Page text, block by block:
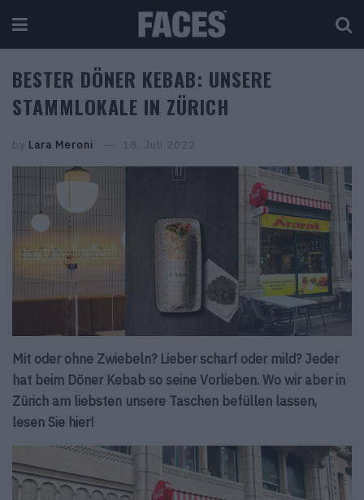
BESTER DÖNER KEBAB: UNSERE
STAMMLOKALE IN ZÜRICH
by Lara Meroni 18. Juli 2022
Mit oder ohne Zwiebeln? Lieber scharf oder mild? Jeder
hat beim Döner Kebab so seine Vorlieben. Wo wir aber in
Zürich am liebsten unsere Taschen befüllen lassen,
lesen Sie hier!